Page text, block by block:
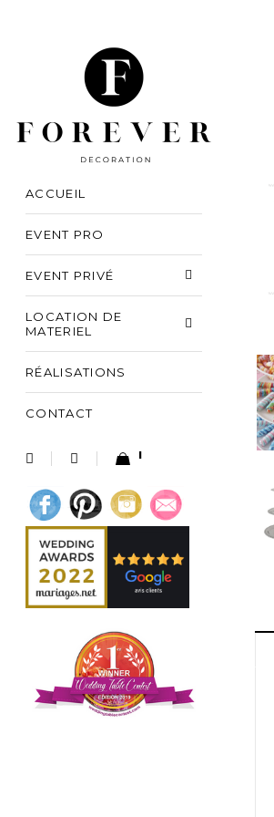
ACCUEIL
EVENT PRO
EVENT PRIVÉ
LOCATION DE
MATERIEL
RÉALISATIONS
CONTACT
1